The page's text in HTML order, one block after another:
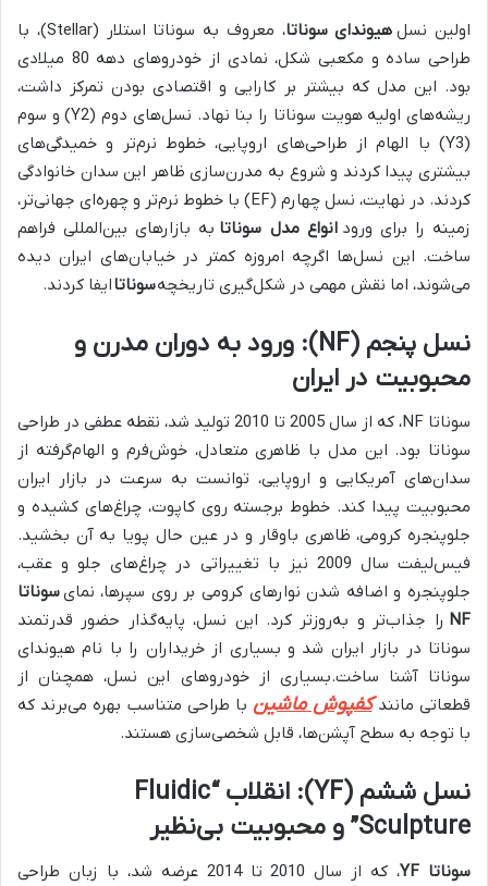
اولین نسل هیوندای سوناتا
، معروف به سوناتا استلار (Stellar)، با
طراحی ساده و مکعبی شکل، نمادی از خودروهای دهه 80 میلادی
بود. این مدل که بیشتر بر کارایی و اقتصادی بودن تمرکز داشت،
ریشه‌های اولیه هویت سوناتا را بنا نهاد. نسل‌های دوم (Y2) و سوم
(Y3) با الهام از طراحی‌های اروپایی، خطوط نرم‌تر و خمیدگی‌های
بیشتری پیدا کردند و شروع به مدرن‌سازی ظاهر این سدان خانوادگی
کردند. در نهایت، نسل چهارم (EF) با خطوط نرم‌تر و چهره‌ای جهانی‌تر،
زمینه را برای ورود انواع مدل سوناتا به بازارهای بین‌المللی فراهم
ساخت. این نسل‌ها اگرچه امروزه کمتر در خیابان‌های ایران دیده
می‌شوند، اما نقش مهمی در شکل‌گیری تاریخچهسوناتاایفا کردند.
نسل پنجم (NF): ورود به دوران مدرن و
محبوبیت در ایران
سوناتا NF، که از سال 2005 تا 2010 تولید شد، نقطه عطفی در طراحی
سوناتا بود. این مدل با ظاهری متعادل، خوش‌فرم و الهام‌گرفته از
سدان‌های آمریکایی و اروپایی، توانست به سرعت در بازار ایران
محبوبیت پیدا کند. خطوط برجسته روی کاپوت، چراغ‌های کشیده و
جلوپنجره کرومی، ظاهری باوقار و در عین حال پویا به آن بخشید.
فیس‌لیفت سال 2009 نیز با تغییراتی در چراغ‌های جلو و عقب،
جلوپنجره و اضافه شدن نوارهای کرومی بر روی سپرها، نمایسوناتا
NF را جذاب‌تر و به‌روزتر کرد. این نسل، پایه‌گذار حضور قدرتمند
سوناتا در بازار ایران شد و بسیاری از خریداران را با نام هیوندای
سوناتا آشنا ساخت.بسیاری از خودروهای این نسل، همچنان از
قطعاتی مانندکفپوش ماشین با طراحی متناسب بهره می‌برند که
با توجه به سطح آپشن‌ها، قابل شخصی‌سازی هستند.
نسل ششم (YF): انقلاب “Fluidic
Sculpture” و محبوبیت بی‌نظیر
سوناتا YF ، که از سال 2010 تا 2014 عرضه شد، با زبان طراحی